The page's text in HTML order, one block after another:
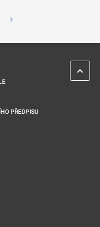
PŘEDPISU